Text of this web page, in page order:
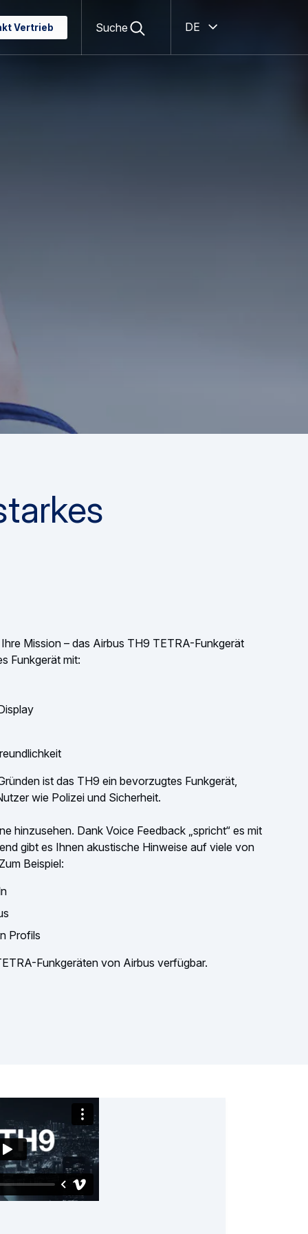
Vertrieb
search
Suche
Deutsch
Mission – das Airbus TH9 TETRA-Funkgerät
Funkgerät mit:
ist das TH9 ein bevorzugtes Funkgerät,
wie Polizei und Sicherheit.
hinzusehen. Dank Voice Feedback „spricht“ es mit
gibt es Ihnen akustische Hinweise auf viele von
Beispiel:
Profils
Funkgeräten von Airbus verfügbar.